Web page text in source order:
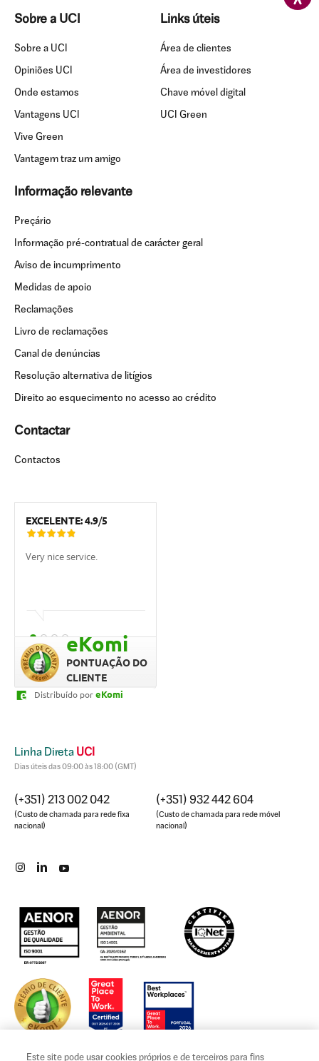
Sobre a UCI
Sobre a UCI
Opiniões UCI
Onde estamos
Vantagens UCI
Vive Green
Vantagem traz um amigo
Links úteis
Área de clientes
Área de investidores
Chave móvel digital
UCI Green
Informação relevante
Preçário
Informação pré-contratual de carácter geral
Aviso de incumprimento
Medidas de apoio
Reclamações
Livro de reclamações
Canal de denúncias
Resolução alternativa de litígios
Direito ao esquecimento no acesso ao crédito
Contactar
Contactos
EXCELENTE:4.9/5
Very nice service.
eKomi
PONTUAÇÃO DO
CLIENTE
Distribuído por eKomi
Linha Direta UCI
Dias úteis das 09:00 às 18:00 (GMT)
(+351) 213 002 042
(Custo de chamada para rede fixa
nacional)
(+351) 932 442 604
(Custo de chamada para rede móvel
nacional)
Este site pode usar cookies próprios e de terceiros para fins